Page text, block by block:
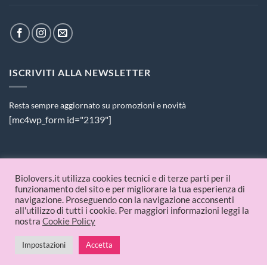
ISCRIVITI ALLA NEWSLETTER
Resta sempre aggiornato su promozioni e novità
[mc4wp_form id="2139"]
PAGAMENTI ACCETTATI
© 2026 Biolovers.it | P.IVA 09336481214
Biolovers.it utilizza cookies tecnici e di terze parti per il
funzionamento del sito e per migliorare la tua esperienza di
navigazione. Proseguendo con la navigazione acconsenti
all'utilizzo di tutti i cookie. Per maggiori informazioni leggi la
nostra Cookie Policy
Impostazioni Accetta